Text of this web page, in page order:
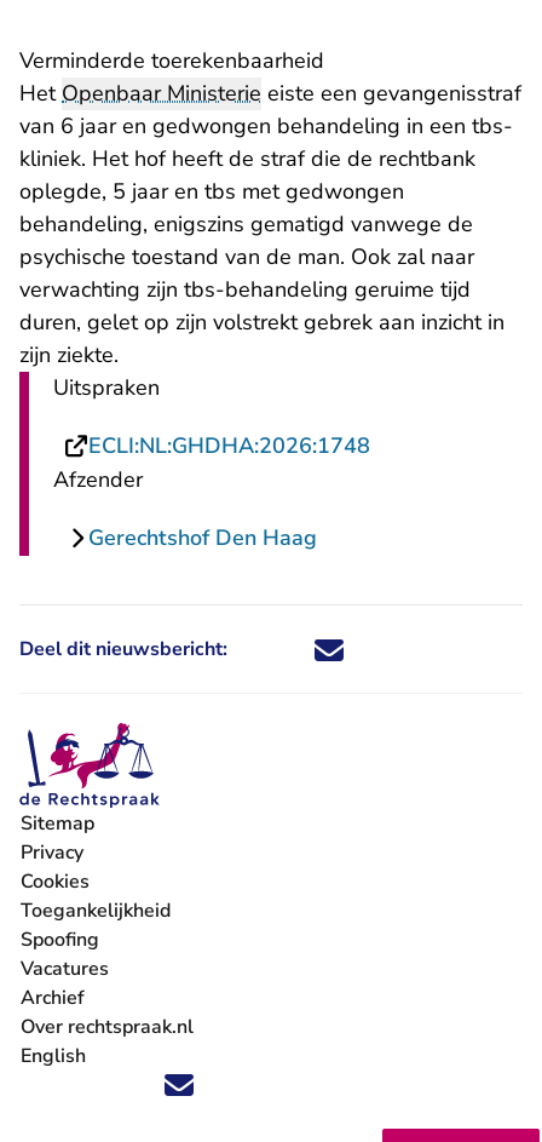
Verminderde toerekenbaarheid
HetOpenbaar Ministerie eiste een gevangenisstraf
van 6 jaar en gedwongen behandeling in een tbs-
kliniek. Het hof heeft de straf die de rechtbank
oplegde, 5 jaar en tbs met gedwongen
behandeling, enigszins gematigd vanwege de
psychische toestand van de man. Ook zal naar
verwachting zijn tbs-behandeling geruime tijd
duren, gelet op zijn volstrekt gebrek aan inzicht in
zijn ziekte.
Uitspraken
ECLI:NL:GHDHA:2026:1748
Afzender
Gerechtshof Den Haag
Deel dit nieuwsbericht: Deel dit nieuwsbericht via X -
Deel dit nieuwsbericht via
Deel dit nieuwsbericht
Deel dit
Volg ons op X (Twitter) - U verlaat Rechtspraak.nl
Volg ons op Facebook - U verlaat Rechtspraak.nl
Volg ons op Instagram - U verlaat Rechtspraak.nl
Volg ons op Youtube - U verlaat Rechtspraak.nl
Volg ons op LinkedIn - U verlaat
'Blijf op de hoogte' nieuwsbrief - U verlaat
Sitemap
Privacy
Cookies
Toegankelijkheid
Spoofing
Vacatures
- U verlaat Rechtspraak.nl
Archief
Over rechtspraak.nl
English